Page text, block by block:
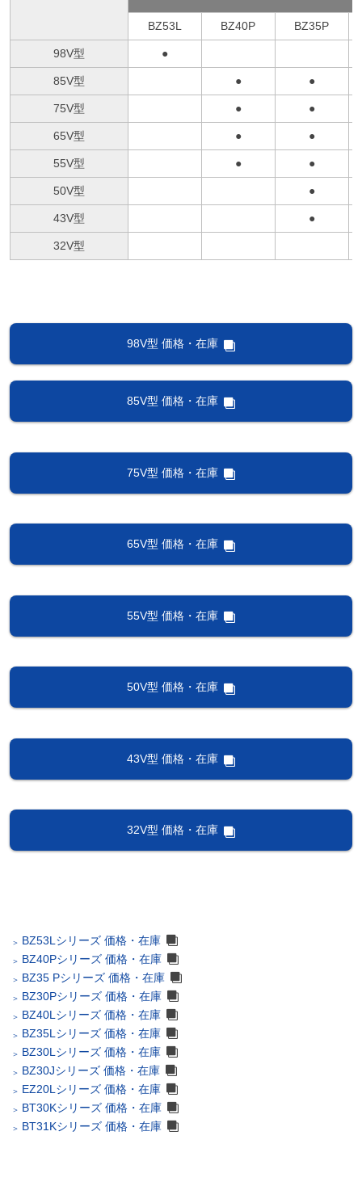
BZ53L BZ40P BZ35P
98V型 ●
85V型 ● ●
75V型 ● ●
65V型 ● ●
55V型 ● ●
50V型 ●
43V型 ●
32V型
98V型 価格・在庫
85V型 価格・在庫
75V型 価格・在庫
65V型 価格・在庫
55V型 価格・在庫
50V型 価格・在庫
43V型 価格・在庫
32V型 価格・在庫
BZ53Lシリーズ 価格・在庫
BZ40Pシリーズ 価格・在庫
BZ35 Pシリーズ 価格・在庫
BZ30Pシリーズ 価格・在庫
BZ40Lシリーズ 価格・在庫
BZ35Lシリーズ 価格・在庫
BZ30Lシリーズ 価格・在庫
BZ30Jシリーズ 価格・在庫
EZ20Lシリーズ 価格・在庫
BT30Kシリーズ 価格・在庫
BT31Kシリーズ 価格・在庫